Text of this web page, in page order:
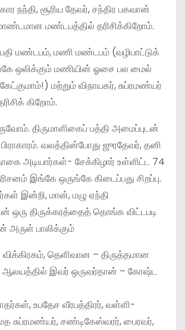
நந்தி, சூரிய தேவர், சந்திர பகவான்
மண்டபத்தில் தரிசிக்கிறோம்.
மண்டபம், மணி மண்டபம் (வழிபாட்டுக்
ஒலிக்கும் மணியின் ஓசை பல மைல்
மற்றும் விநாயகர், சுப்ரமண்யர்
கிறோம்.
திருமாளிகைப் பத்தி அமைப்புடன்
வலத்தின்போது ஜுரதேவர், தனி
அடியார்கள்- சேக்கிழார் உள்ளிட்ட 74
இங்கே ஒருங்கே கிடைப்பது சிறப்பு.
இன்றி, மான், மழு ஏந்தி
ஒரு திருக்கரத்தைத் தொங்க விட்டபடி
அருள் பாலிக்கும்
விக்கிரகம், தெளிவான – திருத்தமான
ஆலயத்தில் இவர் ஒருவர்தான் – கோஷ்ட
உபதேச வீரபத்திரர், வள்ளி-
சுப்ரமண்யர், சண்டிகேஸ்வரர், பைரவர்,